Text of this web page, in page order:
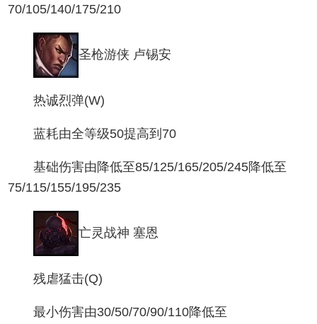
70/105/140/175/210
圣枪游侠 卢锡安
热诚烈弹(W)
蓝耗由全等级50提高到70
基础伤害由降低至85/125/165/205/245降低至
75/115/155/195/235
亡灵战神 塞恩
残虐猛击(Q)
最小伤害由30/50/70/90/110降低至